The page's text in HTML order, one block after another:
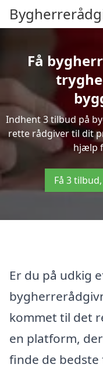
Få
Indhent 3 tilbud på
rette rådgiver til dit
hjælp
Få 3
Er du på udkig
kommet til det
en platform,
finde de